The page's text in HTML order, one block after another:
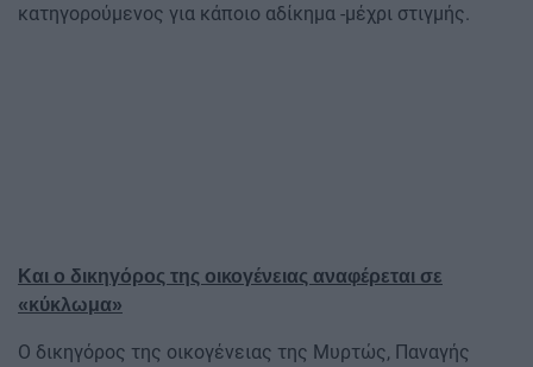
κατηγορούμενος για κάποιο αδίκημα -μέχρι στιγμής.
Και ο δικηγόρος της οικογένειας αναφέρεται σε
«κύκλωμα»
Ο δικηγόρος της οικογένειας της Μυρτώς, Παναγής